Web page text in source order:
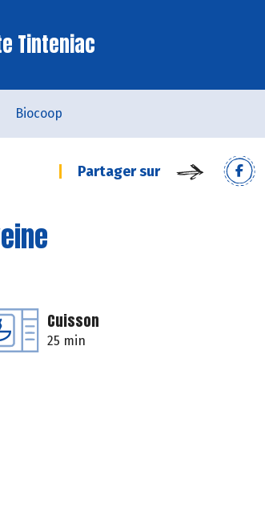
Tinteniac
Biocoop
Partager sur
Cuisson
25 min